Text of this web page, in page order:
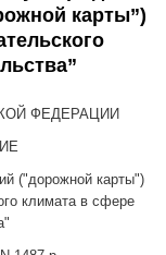
карты”)
ФЕДЕРАЦИИ
("дорожной карты")
климата в сфере